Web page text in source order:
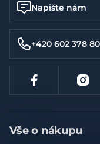
Napište nám
+420 602 378
Vše o nákupu